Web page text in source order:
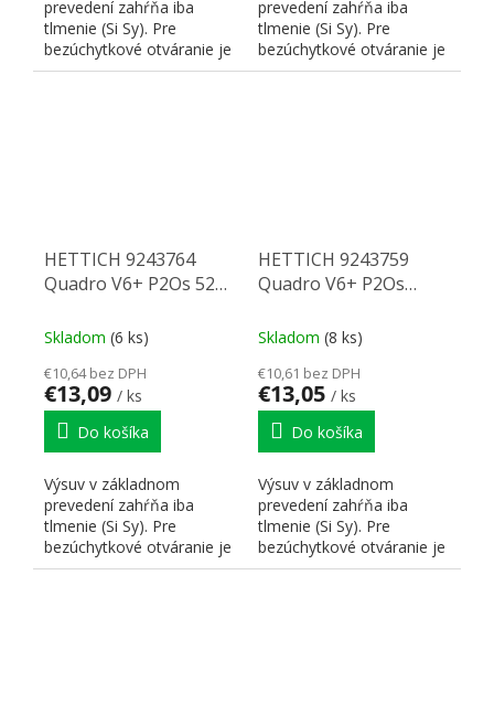
prevedení zahŕňa iba
tlmenie (Si Sy). Pre
bezúchytkové otváranie je
nutné doplniť
prevedení zahŕňa iba
tlmenie (Si Sy). Pre
bezúchytkové otváranie je
nutné doplniť
HETTICH 9243764
Quadro V6+ P2Os 520
Skladom (6 ks)
€10,64 bez DPH
€13,09 / ks
Do košíka
Výsuv v základnom
prevedení zahŕňa iba
tlmenie (Si Sy). Pre
bezúchytkové otváranie je
nutné doplniť
HETTICH 9243759
Quadro V6+ P2Os
Skladom (8 ks)
€10,61 bez DPH
€13,05 / ks
Do košíka
Výsuv v základnom
prevedení zahŕňa iba
tlmenie (Si Sy). Pre
bezúchytkové otváranie je
nutné doplniť